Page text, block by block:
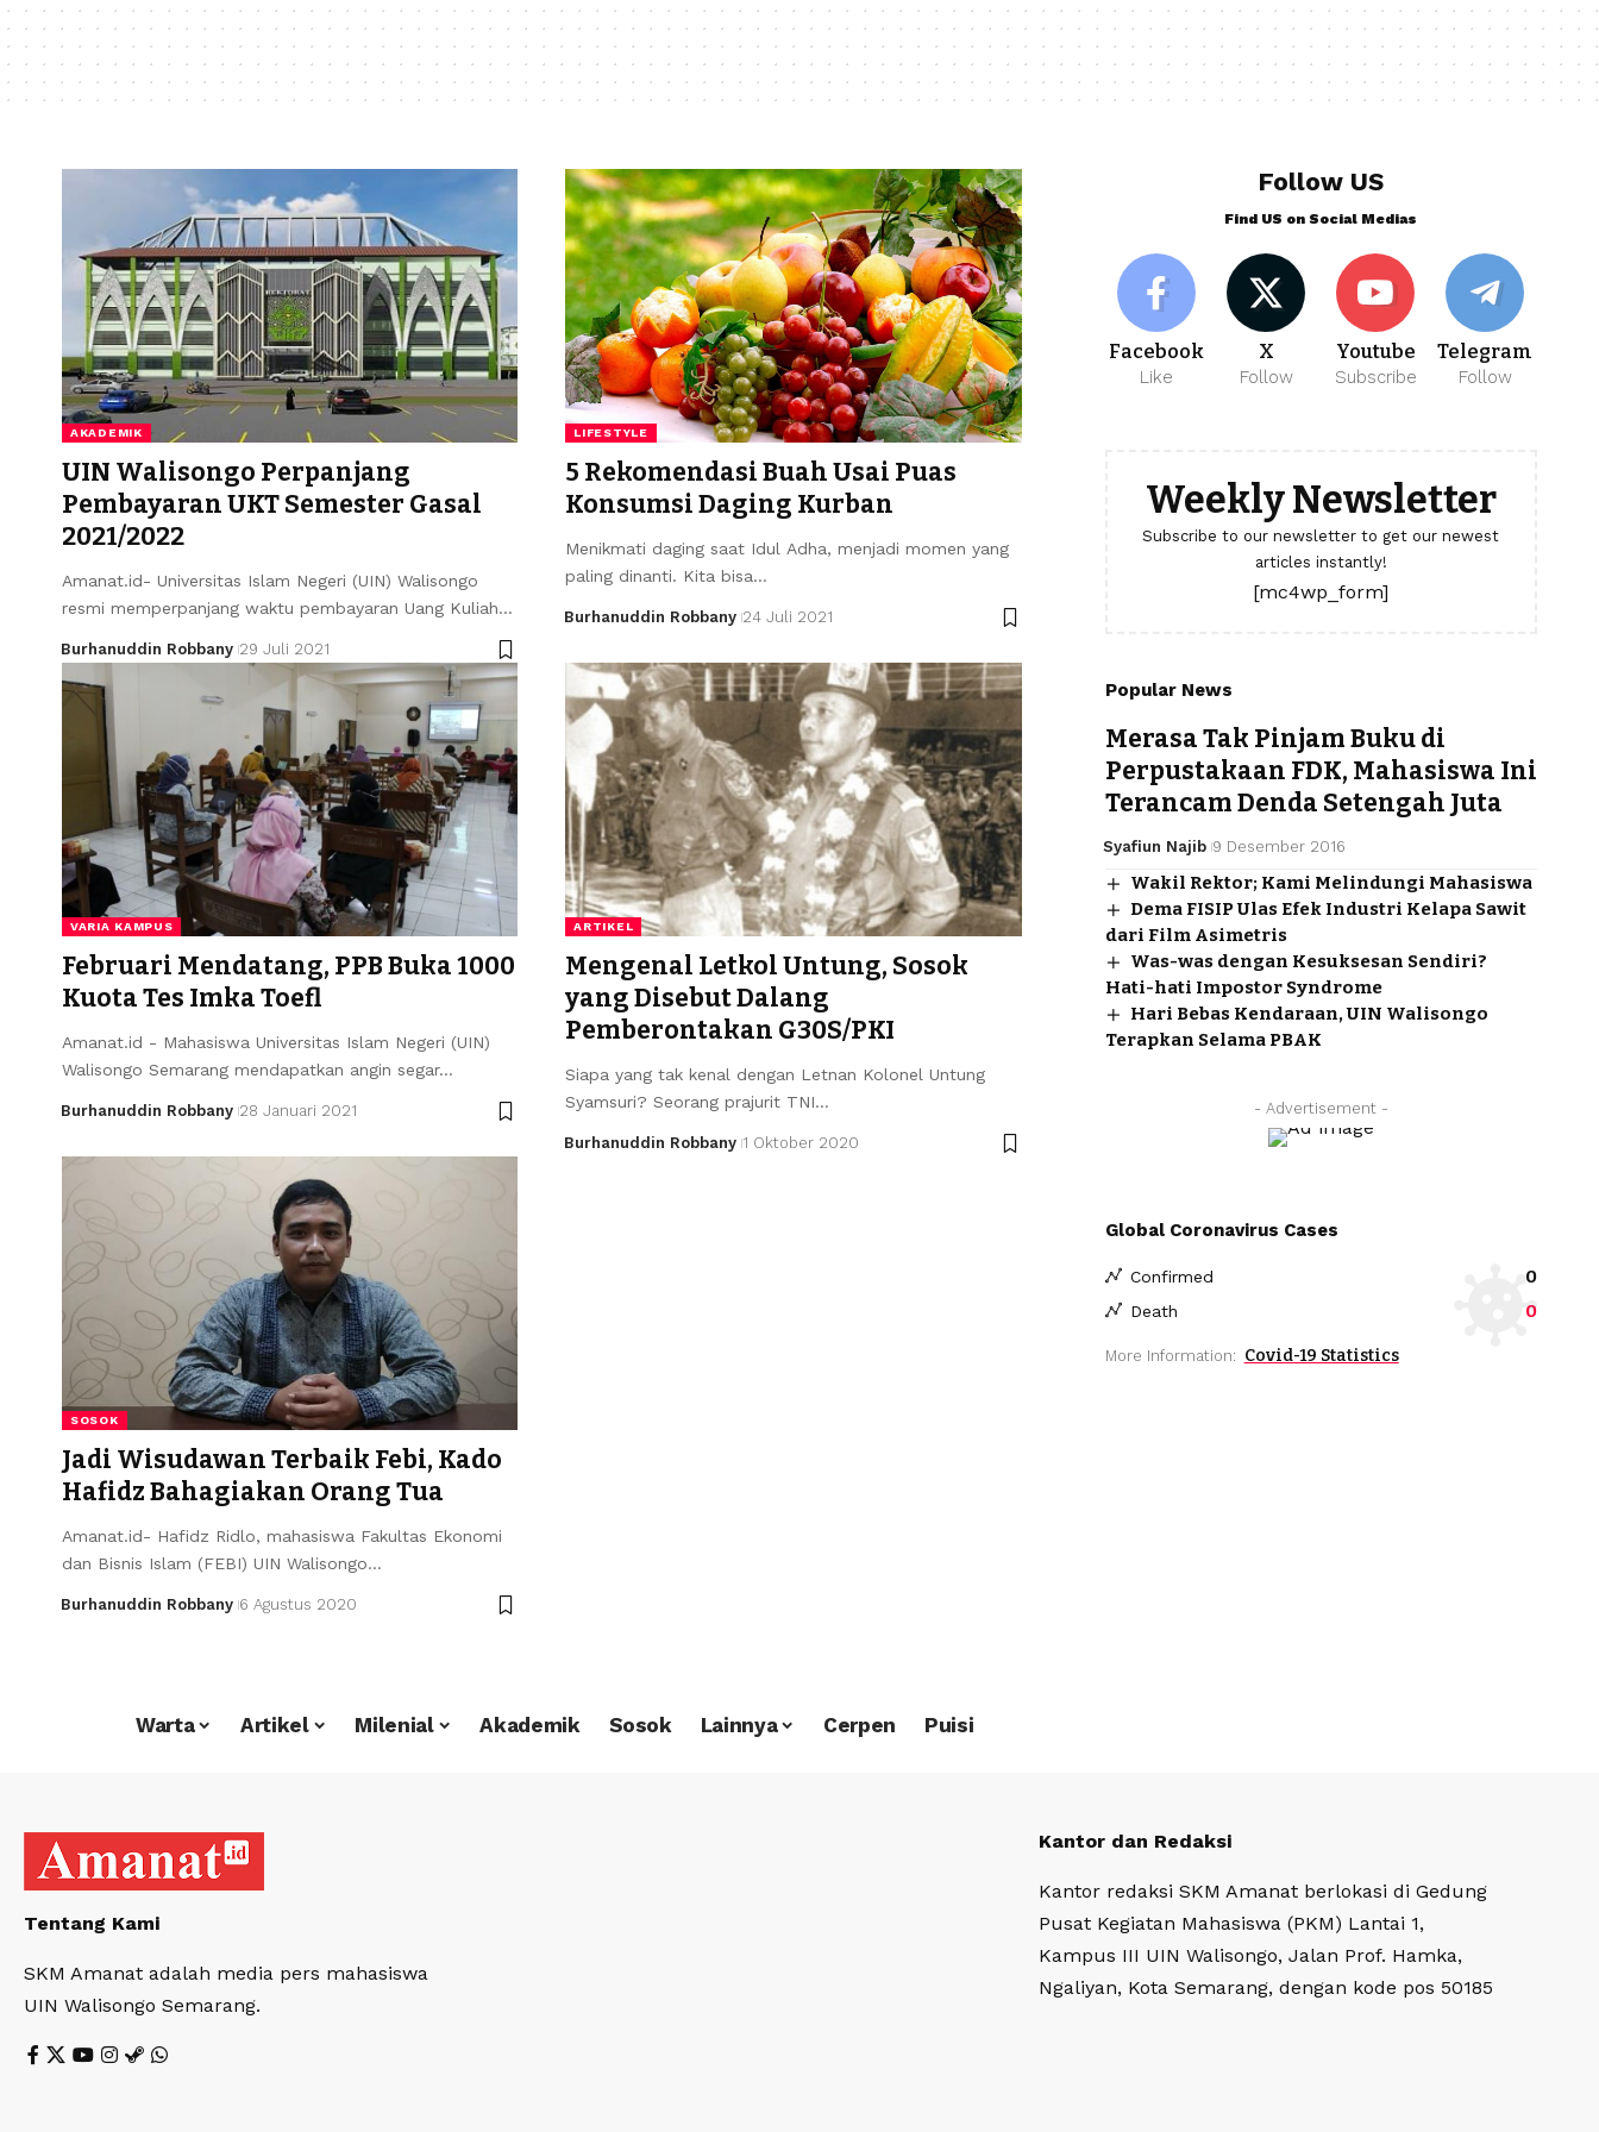
AKADEMIK
UIN Walisongo Perpanjang
Pembayaran UKT Semester Gasal
2021/2022
Amanat.id- Universitas Islam Negeri (UIN) Walisongo
resmi memperpanjang waktu pembayaran Uang Kuliah…
Burhanuddin Robbany 29 Juli 2021
LIFESTYLE
5 Rekomendasi Buah Usai Puas
Konsumsi Daging Kurban
Menikmati daging saat Idul Adha, menjadi momen yang
paling dinanti. Kita bisa…
Burhanuddin Robbany 24 Juli 2021
VARIA KAMPUS
Februari Mendatang, PPB Buka 1000
Kuota Tes Imka Toefl
Amanat.id - Mahasiswa Universitas Islam Negeri (UIN)
Walisongo Semarang mendapatkan angin segar…
Burhanuddin Robbany 28 Januari 2021
ARTIKEL
Mengenal Letkol Untung, Sosok
yang Disebut Dalang
Pemberontakan G30S/PKI
Siapa yang tak kenal dengan Letnan Kolonel Untung
Syamsuri? Seorang prajurit TNI…
Burhanuddin Robbany 1 Oktober 2020
SOSOK
Jadi Wisudawan Terbaik Febi, Kado
Hafidz Bahagiakan Orang Tua
Amanat.id- Hafidz Ridlo, mahasiswa Fakultas Ekonomi
dan Bisnis Islam (FEBI) UIN Walisongo…
Burhanuddin Robbany 6 Agustus 2020
Follow US
Find US on Social Medias
Facebook
Like
X
Follow
Youtube
Subscribe
Telegram
Follow
Weekly Newsletter
Subscribe to our newsletter to get our newest
articles instantly!
[mc4wp_form]
Popular News
Merasa Tak Pinjam Buku di
Perpustakaan FDK, Mahasiswa Ini
Terancam Denda Setengah Juta
Syafiun Najib 9 Desember 2016
Wakil Rektor; Kami Melindungi Mahasiswa
Dema FISIP Ulas Efek Industri Kelapa Sawit
dari Film Asimetris
Was-was dengan Kesuksesan Sendiri?
Hati-hati Impostor Syndrome
Hari Bebas Kendaraan, UIN Walisongo
Terapkan Selama PBAK
- Advertisement -
Global Coronavirus Cases
Confirmed 0
Death 0
More Information: Covid-19 Statistics
Warta Artikel Milenial Akademik Sosok Lainnya Cerpen Puisi
Tentang Kami
SKM Amanat adalah media pers mahasiswa
UIN Walisongo Semarang.
Kantor dan Redaksi
Kantor redaksi SKM Amanat berlokasi di Gedung
Pusat Kegiatan Mahasiswa (PKM) Lantai 1,
Kampus III UIN Walisongo, Jalan Prof. Hamka,
Ngaliyan, Kota Semarang, dengan kode pos 50185